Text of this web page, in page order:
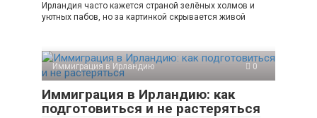
Ирландия часто кажется страной зелёных холмов и
уютных пабов, но за картинкой скрывается живой
Иммиграция в Ирландию 0
Иммиграция в Ирландию: как
подготовиться и не растеряться